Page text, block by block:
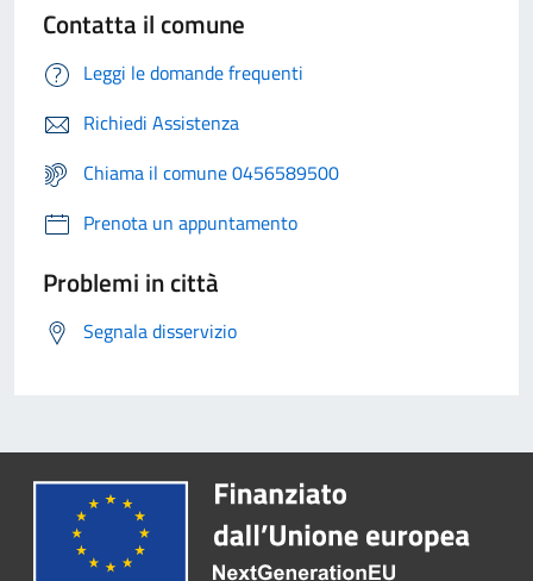
Contatta il comune
Leggi le domande frequenti
Richiedi Assistenza
Chiama il comune 0456589500
Prenota un appuntamento
Problemi in città
Segnala disservizio